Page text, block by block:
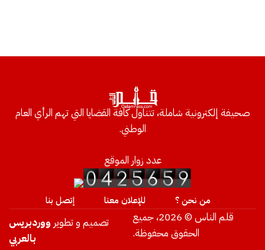
صحيفة إلكترونية شاملة، تتناول كافة القضايا التي تهم الرأي العام
الوطني.
عدد زوار الموقع
من نحن ؟ للإعلان معنا إتصل بنا
قلم الناس © 2026، جميع
الحقوق محفوظة.
تصميم و تطوير ووردبريس
بالعربي